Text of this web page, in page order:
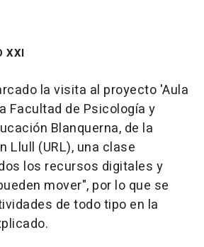
XXI
la visita al proyecto 'Aula
Facultad de Psicología y
Blanquerna, de la
Llull (URL), una clase
los recursos digitales y
mover", por lo que se
de todo tipo en la